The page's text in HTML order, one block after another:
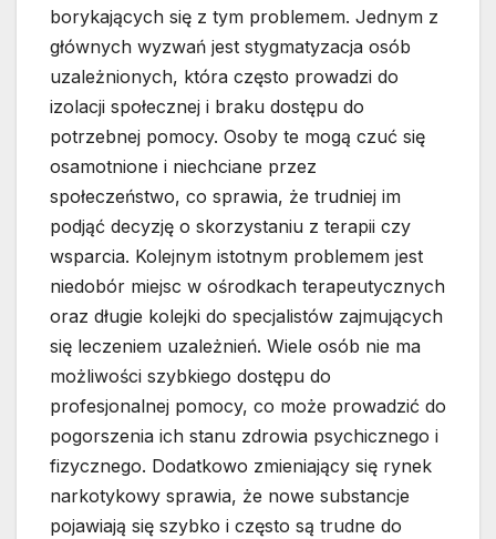
borykających się z tym problemem. Jednym z
głównych wyzwań jest stygmatyzacja osób
uzależnionych, która często prowadzi do
izolacji społecznej i braku dostępu do
potrzebnej pomocy. Osoby te mogą czuć się
osamotnione i niechciane przez
społeczeństwo, co sprawia, że trudniej im
podjąć decyzję o skorzystaniu z terapii czy
wsparcia. Kolejnym istotnym problemem jest
niedobór miejsc w ośrodkach terapeutycznych
oraz długie kolejki do specjalistów zajmujących
się leczeniem uzależnień. Wiele osób nie ma
możliwości szybkiego dostępu do
profesjonalnej pomocy, co może prowadzić do
pogorszenia ich stanu zdrowia psychicznego i
fizycznego. Dodatkowo zmieniający się rynek
narkotykowy sprawia, że nowe substancje
pojawiają się szybko i często są trudne do